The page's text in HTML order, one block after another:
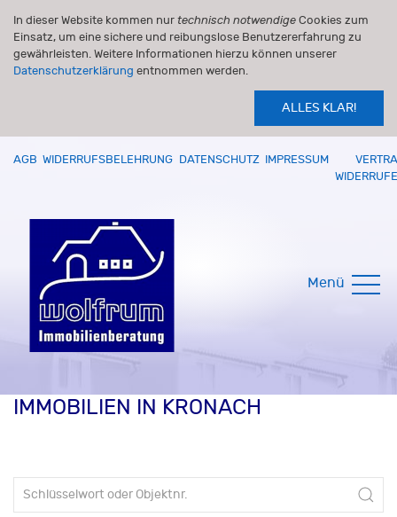
In dieser Website kommen nur technisch notwendige Cookies zum
Einsatz, um eine sichere und reibungslose Benutzererfahrung zu
gewährleisten. Weitere Informationen hierzu können unserer
Datenschutzerklärung entnommen werden.
ALLES KLAR!
AGB WIDERRUFSBELEHRUNG DATENSCHUTZ IMPRESSUM
Menü
IMMOBILIEN IN KRONACH